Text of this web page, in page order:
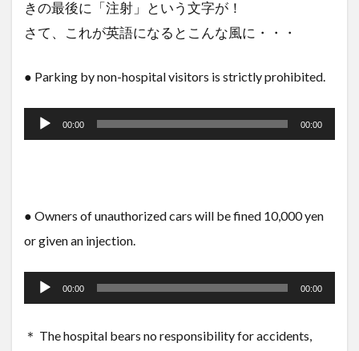
きの最後に「注射」という文字が！
さて、これが英語になるとこんな風に・・・
● Parking by non-hospital visitors is strictly prohibited.
ヤ
ー
00:00 00:00
● Owners of unauthorized cars will be fined 10,000 yen
or given an injection.
レ
00:00 00:00
＊ The hospital bears no responsibility for accidents,